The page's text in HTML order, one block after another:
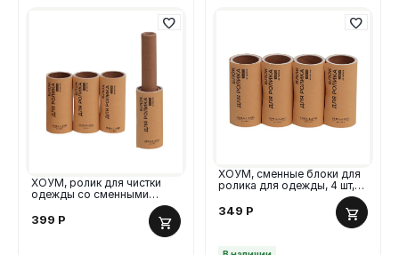
ХОУМ, ролик для чистки
одежды со сменными
блоками, 4 шт, 50 листов,
эко ручка
399 Р
ХОУМ, сменные блоки для
ролика для одежды, 4 шт,
349 Р